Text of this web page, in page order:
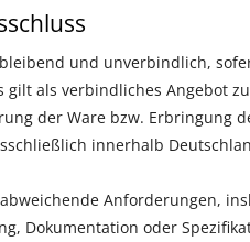
und unverbindlich,
gilt als verbindliches Angebot
der Ware bzw. Erbringung
innerhalb
Anforderungen,
Dokumentation oder